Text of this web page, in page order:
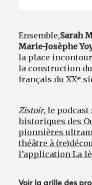
Ensemble,Sarah
Marie-Josèphe
la place
la construction
français du XXᵉ
Zistoir, le
historiques des
pionnières
théâtre à
l’application La
Voir la grille des